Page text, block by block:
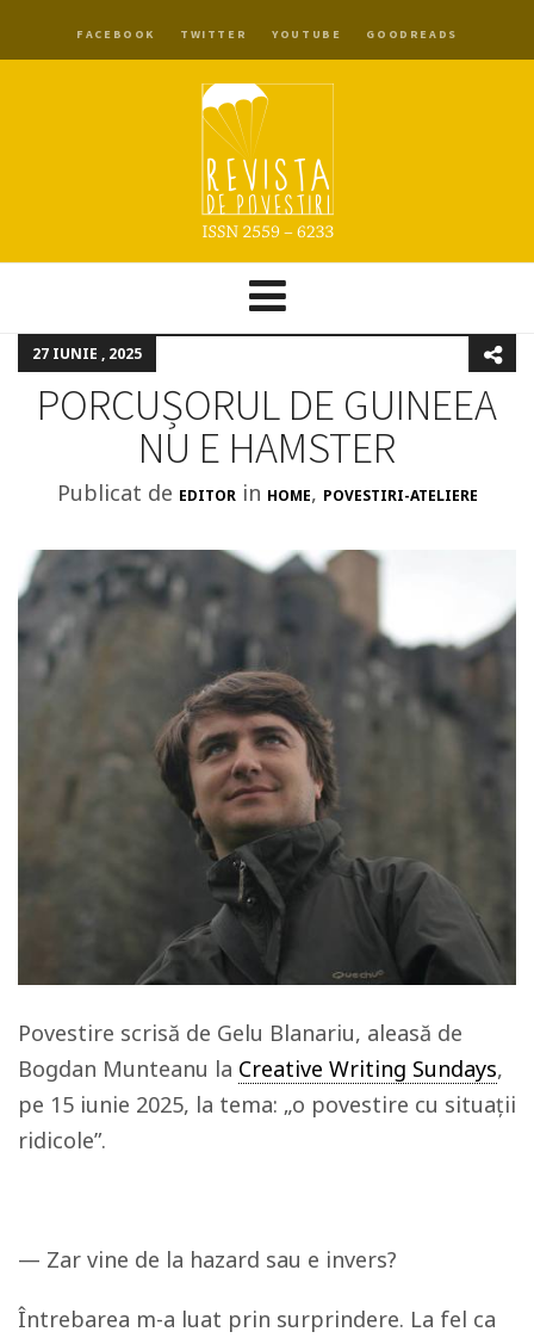
FACEBOOK TWITTER YOUTUBE GOODREADS
27 IUNIE , 2025
PORCUȘORUL DE GUINEEA
NU E HAMSTER
Publicat de EDITOR in HOME, POVESTIRI-ATELIERE
Povestire scrisă de Gelu Blanariu, aleasă de
Bogdan Munteanu la Creative Writing Sundays,
pe 15 iunie 2025, la tema: „o povestire cu situații
ridicole”.
— Zar vine de la hazard sau e invers?
Întrebarea m-a luat prin surprindere. La fel ca